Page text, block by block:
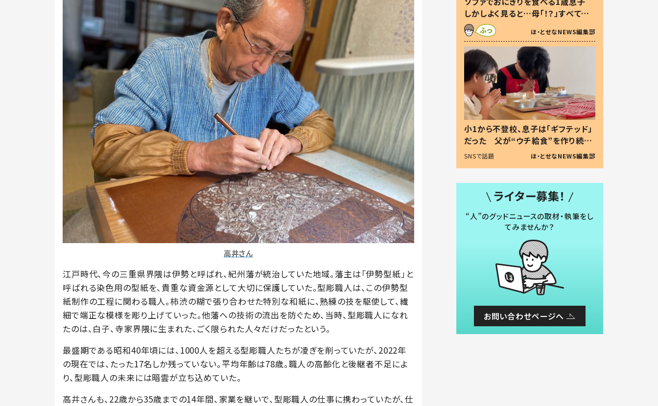
高井さん
江戸時代、今の三重県界隈は伊勢と呼ばれ、紀州藩が統治していた地域。藩主は「伊勢型紙」と
呼ばれる染色用の型紙を、貴重な資金源として大切に保護していた。型彫職人は、この伊勢型
紙制作の工程に関わる職人。柿渋の糊で張り合わせた特別な和紙に、熟練の技を駆使して、繊
細で端正な模様を彫り上げていった。他藩への技術の流出を防ぐため、当時、型彫職人になれ
たのは、白子、寺家界隈に生まれた、ごく限られた人々だけだったという。
最盛期である昭和40年頃には、1000人を超える型彫職人たちが凌ぎを削っていたが、2022年
の現在では、たった17名しか残っていない。平均年齢は78歳。職人の高齢化と後継者不足によ
り、型彫職人の未来には暗雲が立ち込めていた。
高井さんも、22歳から35歳までの14年間、家業を継いで、型彫職人の仕事に携わっていたが、仕
しかしよく見ると…母「！？」すべてを
察した母の投稿に「可愛いから許
す！」「現行犯〜」
ほ・とせなNEWS編集部
小1から不登校、息子は「ギフテッド」
だった 父が“ウチ給食”を作り続け
る理由とは #令和の親 #令和の子
SNSで話題 ほ・とせなNEWS編集部
ライター募集！
“人”のグッドニュースの取材・執筆をし
てみませんか？
お問い合わせページへ